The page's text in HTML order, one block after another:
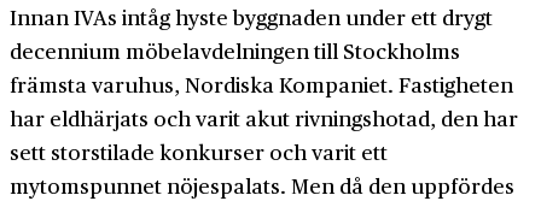
Innan IVAs intåg hyste byggnaden under ett drygt
decennium möbelavdelningen till Stockholms
främsta varuhus, Nordiska Kompaniet. Fastigheten
har eldhärjats och varit akut rivningshotad, den har
sett storstilade konkurser och varit ett
mytomspunnet nöjespalats. Men då den uppfördes